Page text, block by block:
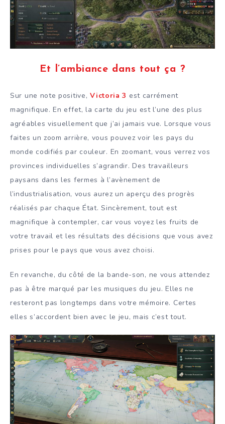
Et l’ambiance dans tout ça ?
Sur une note positive,Victoria 3 est carrément
magnifique. En effet, la carte du jeu est l’une des plus
agréables visuellement que j’ai jamais vue. Lorsque vous
faites un zoom arrière, vous pouvez voir les pays du
monde codifiés par couleur. En zoomant, vous verrez vos
provinces individuelles s’agrandir. Des travailleurs
paysans dans les fermes à l’avènement de
l’industrialisation, vous aurez un aperçu des progrès
réalisés par chaque État. Sincèrement, tout est
magnifique à contempler, car vous voyez les fruits de
votre travail et les résultats des décisions que vous avez
prises pour le pays que vous avez choisi.
En revanche, du côté de la bande-son, ne vous attendez
pas à être marqué par les musiques du jeu. Elles ne
resteront pas longtemps dans votre mémoire. Certes
elles s’accordent bien avec le jeu, mais c’est tout.